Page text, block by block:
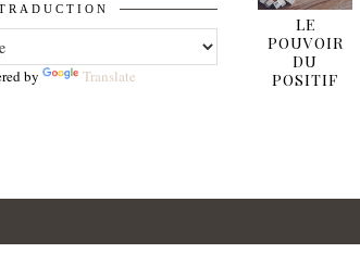
by Translate
LE
POUVOIR
DU
POSITIF